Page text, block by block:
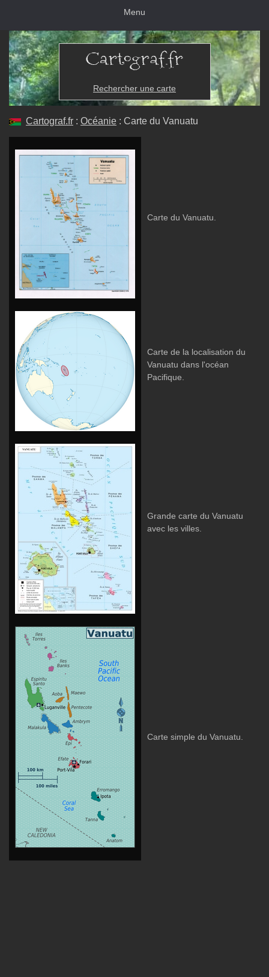
Menu
Rechercher une carte
Cartograf.fr : Océanie : Carte du Vanuatu
Carte du Vanuatu.
Carte de la localisation du
Vanuatu dans l'océan
Pacifique.
Grande carte du Vanuatu
avec les villes.
Carte simple du Vanuatu.